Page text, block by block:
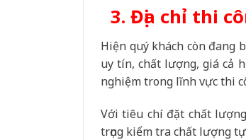
3. Địa chỉ thi
Hiện quý khách còn đang
uy tín, chất lượng, giá cả
nghiệm trong lĩnh vực thi
Với tiêu chí đặt chất
trọng kiểm tra chất lượng